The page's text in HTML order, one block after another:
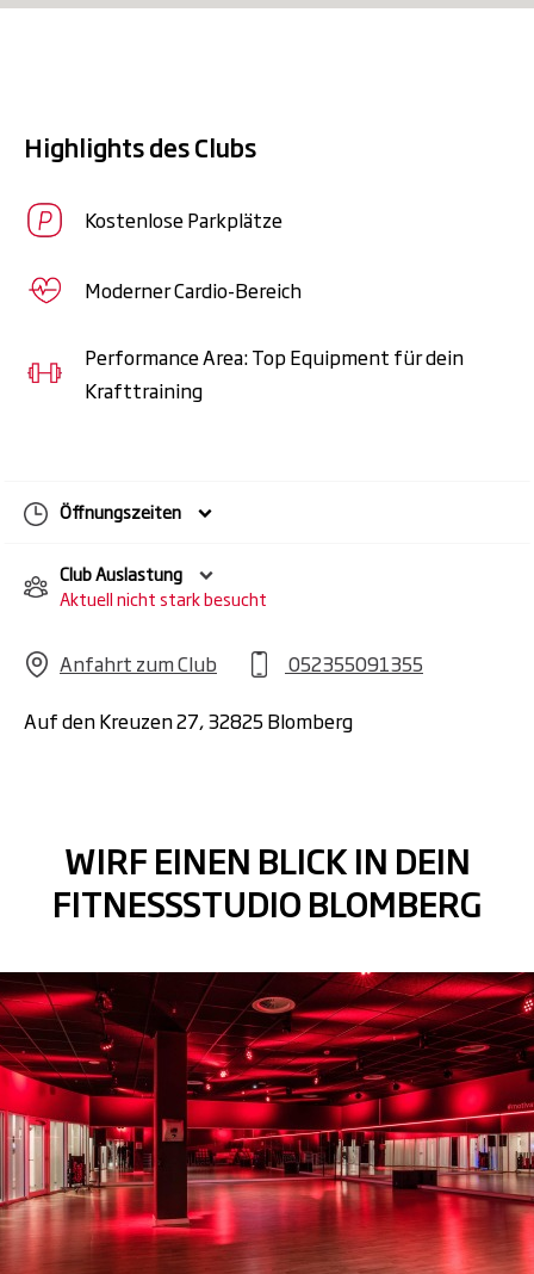
Highlights des Clubs
Kostenlose Parkplätze
Moderner Cardio-Bereich
Performance Area: Top Equipment für dein
Krafttraining
Öffnungszeiten
Club Auslastung
Aktuell nicht stark besucht
Anfahrt zum Club
052355091355
Auf den Kreuzen 27, 32825 Blomberg
WIRF EINEN BLICK IN DEIN
FITNESSSTUDIO BLOMBERG
frischen Kick bei jedem Training.
Power! Mit Olympic Weightlifting,
Kraftmaschinen und freien Gewichten